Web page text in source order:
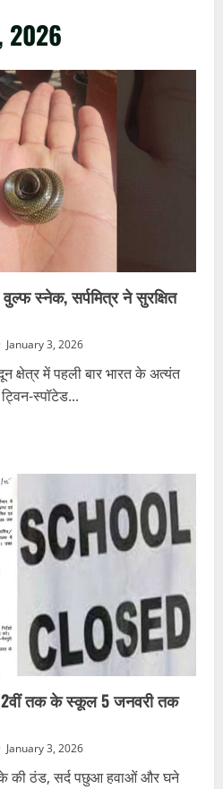
2026
स्नेक, सर्पमित्र ने सुरक्षित
January 3, 2026
क्षेत्र में पहली बार भारत के अत्यंत
स्पॉटेड...
तक के स्कूल 5 जनवरी तक
January 3, 2026
की ठंड, सर्द पछुआ हवाओं और घने